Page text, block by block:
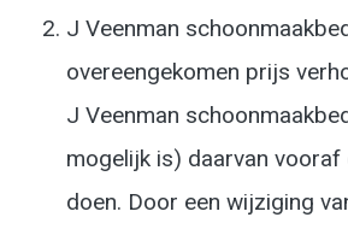
J Veenman
overeengekomen prijs
J Veenman
mogelijk is) daarvan
doen. Door een wijziging